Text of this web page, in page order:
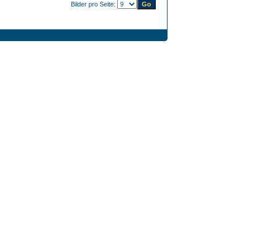
Bilder pro Seite: